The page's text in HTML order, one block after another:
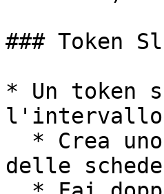
### Token
* Un token
l'intervallo
delle